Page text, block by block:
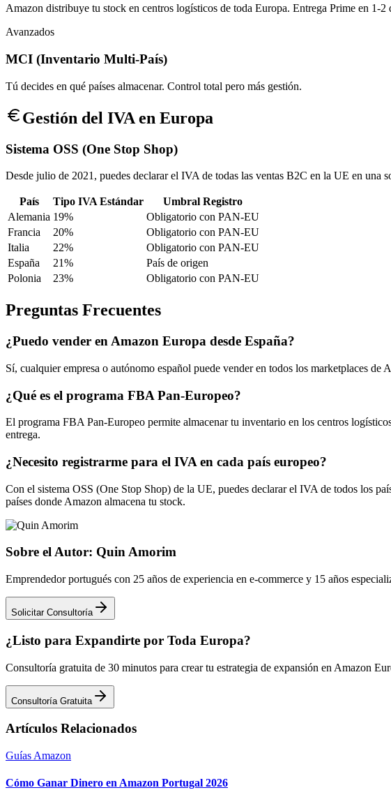
Amazon distribuye tu stock en centros logísticos de toda Europa. Entrega Prime en 1-2
Avanzados
MCI (Inventario Multi-País)
Tú decides en qué países almacenar. Control total pero más gestión.
Gestión del IVA en Europa
Sistema OSS (One Stop Shop)
Desde julio de 2021, puedes declarar el IVA de todas las ventas B2C en la UE en una
País Tipo IVA Estándar
Umbral Registro
Alemania 19%
Obligatorio con PAN-EU
Francia
20%
Obligatorio con PAN-EU
Italia
22%
Obligatorio con PAN-EU
España
21%
País de origen
Polonia
23% Obligatorio con PAN-EU
Preguntas Frecuentes
¿Puedo vender en Amazon Europa desde España?
Sí, cualquier empresa o autónomo español puede vender en todos los marketplaces
¿Qué es el programa FBA Pan-Europeo?
El programa FBA Pan-Europeo permite almacenar tu inventario en los centros
entrega.
¿Necesito registrarme para el IVA en cada país europeo?
Con el sistema OSS (One Stop Shop) de la UE, puedes declarar el IVA de todos los
países donde Amazon almacena tu stock.
Sobre el Autor: Quin Amorim
Emprendedor portugués con 25 años de experiencia en e-commerce y 15 años
Solicitar Consultoría
¿Listo para Expandirte por Toda Europa?
Consultoría gratuita de 30 minutos para crear tu estrategia de expansión en Amazon
Consultoría Gratuita
Artículos Relacionados
Guías Amazon
Cómo Ganar Dinero en Amazon Portugal 2026